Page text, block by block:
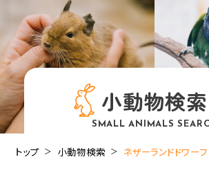
小動物検索
SMALL ANIMALS
トップ 小動物検索 ネザーランドドワーフ